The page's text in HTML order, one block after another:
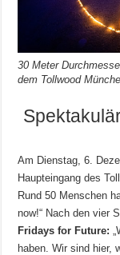
30 Meter
dem Tollwood
Am Dienstag, 6.
Haupteingang des
Rund 50 Menschen
now!“ Nach den vier
Fridays for Future:
haben. Wir sind hier,